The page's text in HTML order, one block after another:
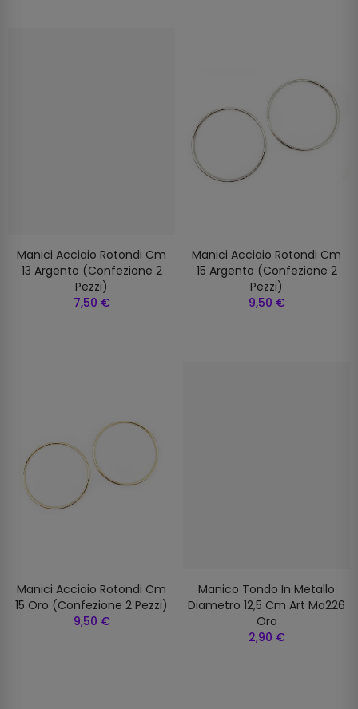
Manici Acciaio Rotondi Cm
13 Argento (confezione 2
Pezzi)
7,50 €
Manici Acciaio Rotondi Cm
15 Argento (confezione 2
Pezzi)
9,50 €
Manici Acciaio Rotondi Cm
15 Oro (confezione 2 Pezzi)
9,50 €
Manico Tondo In Metallo
Diametro 12,5 Cm Art Ma226
Oro
2,90 €